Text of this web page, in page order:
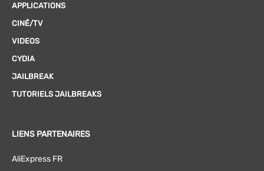
APPLICATIONS
CINÉ/TV
VIDEOS
CYDIA
JAILBREAK
TUTORIELS JAILBREAKS
LIENS PARTENAIRES
AliExpress FR